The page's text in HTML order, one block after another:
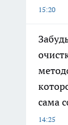
15:20
сама
14:25